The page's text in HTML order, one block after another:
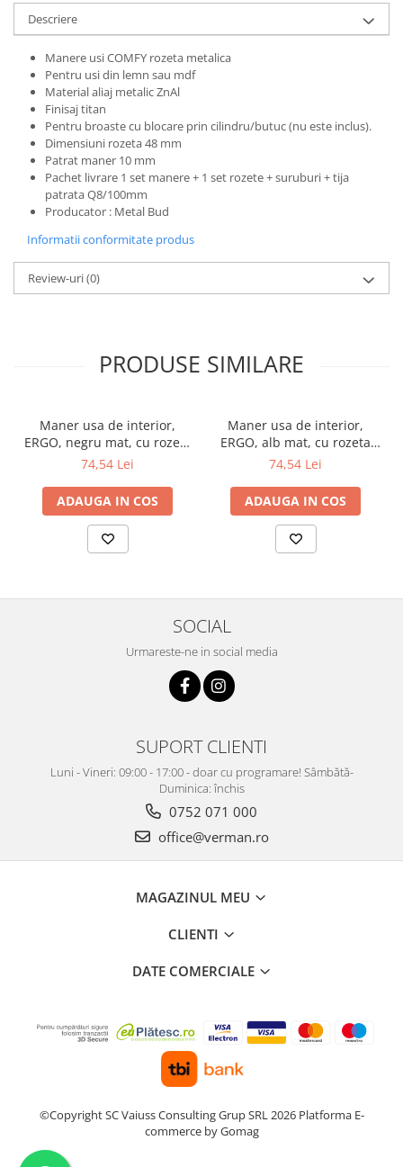
Descriere
Manere usi COMFY rozeta metalica
Pentru usi din lemn sau mdf
Material aliaj metalic ZnAl
Finisaj titan
Pentru broastecu blocare prin cilindru/butuc (nu este inclus).
Dimensiuni rozeta 48 mm
Patrat maner 10 mm
Pachet livrare 1 set manere + 1 set rozete + suruburi + tija
patrata Q8/100mm
Producator : Metal Bud
Informatii conformitate produs
Review-uri(0)
PRODUSE SIMILARE
Maner usa de interior,
ERGO, negru mat, cu rozeta
cheie
74,54 Lei
ADAUGA IN COS
Maner usa de interior,
ERGO, alb mat, cu rozeta
cheie
74,54 Lei
ADAUGA IN COS
SOCIAL
Urmareste-ne in social media
SUPORT CLIENTI
Luni - Vineri: 09:00 - 17:00 - doar cu programare! Sâmbătă-
Duminica: închis
0752 071 000
office@verman.ro
MAGAZINUL MEU
CLIENTI
DATE COMERCIALE
©Copyright SC Vaiuss Consulting Grup SRL 2026 Platforma E-
commerce by Gomag